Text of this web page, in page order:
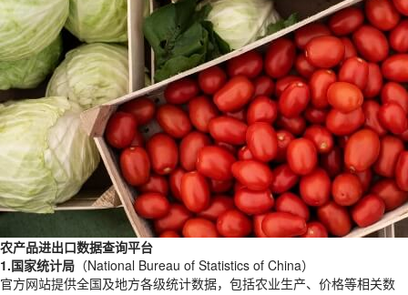
农产品进出口数据查询平台
1.国家统计局 （National Bureau of Statistics of China）
官方网站提供全国及地方各级统计数据，包括农业生产、价格等相关数